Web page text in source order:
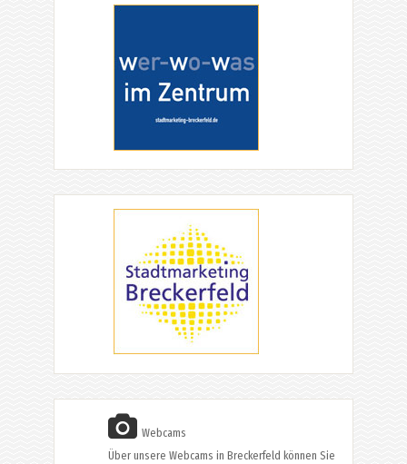
Webcams
Über unsere Webcams in Breckerfeld können Sie